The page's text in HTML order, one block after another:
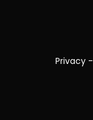
Privacy-